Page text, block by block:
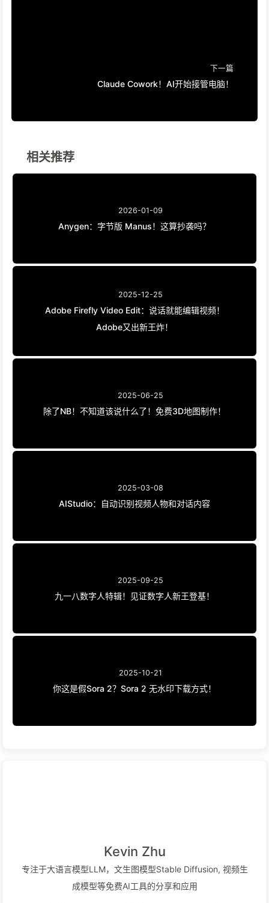
下一篇
Claude Cowork！AI开始接管电脑！
相关推荐
2026-01-09
Anygen：字节版 Manus！这算抄袭吗？
2025-12-25
Adobe Firefly Video Edit：说话就能编辑视频！
Adobe又出新王炸！
2025-06-25
除了NB！不知道该说什么了！免费3D地图制作！
2025-03-08
AIStudio：自动识别视频人物和对话内容
2025-09-25
九一八数字人特辑！见证数字人新王登基！
2025-10-21
你这是假Sora 2？Sora 2 无水印下载方式！
Kevin Zhu
专注于大语言模型LLM，文生图模型Stable Diffusion, 视频生
成模型等免费AI工具的分享和应用